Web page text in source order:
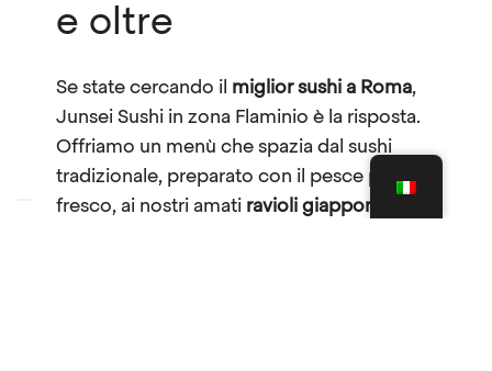
e oltre
Se state cercando il miglior sushi a Roma,
Junsei Sushi in zona Flaminio è la risposta.
Offriamo un menù che spazia dal sushi
tradizionale, preparato con il pesce più
fresco, ai nostri amati ravioli giapponesi al